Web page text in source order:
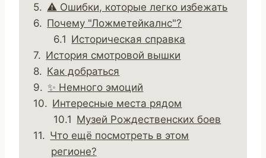
⚠️ Ошибки, которые легко избежать
Почему "Ложметейкалнс"?
Историческая справка
История смотровой вышки
Как добраться
✨ Немного эмоций
Интересные места рядом
Музей Рождественских боев
Что ещё посмотреть в этом
регионе?